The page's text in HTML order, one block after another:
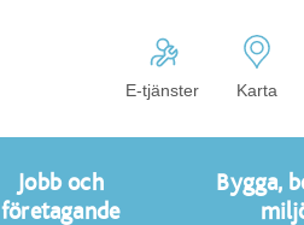
E-tjänster Karta
Jobb och
företagande
Bygga,